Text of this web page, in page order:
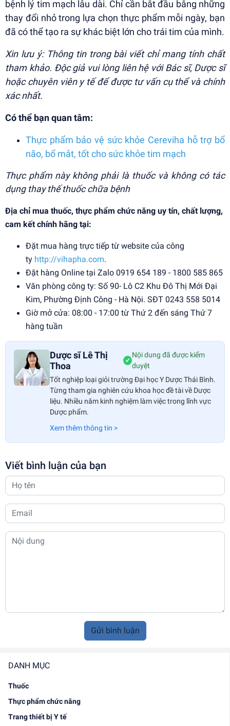
DANH MỤC
Thuốc
Thực phẩm chức năng
Trang thiết bị Y tế
bệnh lý tim mạch lâu dài. Chỉ cần bắt đầu bằng những
thay đổi nhỏ trong lựa chọn thực phẩm mỗi ngày, bạn
đã có thể tạo ra sự khác biệt lớn cho trái tim của mình.
Xin lưu ý: Thông tin trong bài viết chỉ mang tính chất
tham khảo. Độc giả vui lòng liên hệ với Bác sĩ, Dược sĩ
hoặc chuyên viên y tế để được tư vấn cụ thể và chính
xác nhất.
Có thể bạn quan tâm:
Thực phẩm bảo vệ sức khỏe Cereviha hỗ trợ bổ
não, bổ mắt, tốt cho sức khỏe tim mạch
Thực phẩm này không phải là thuốc và không có tác
dụng thay thế thuốc chữa bệnh
Địa chỉ mua thuốc, thực phẩm chức năng uy tín, chất lượng,
cam kết chính hãng tại:
Đặt mua hàng trực tiếp từ website của công
ty http://vihapha.com.
Đặt hàng Online tại Zalo 0919 654 189 - 1800 585 865
Văn phòng công ty: Số 90- Lô C2 Khu Đô Thị Mới Đại
Kim, Phường Định Công - Hà Nội. SĐT 0243 558 5014
Giờ mở cửa: 08:00 - 17:00 từ Thứ 2 đến sáng Thứ 7
hàng tuần
Dược sĩ Lê Thị
Thoa
✔
Nội dung đã được kiểm
duyệt
Tốt nghiệp loại giỏi trường Đại học Y Dược Thái Bình.
Từng tham gia nghiên cứu khoa học đề tài về Dược
liệu. Nhiều năm kinh nghiệm làm việc trong lĩnh vực
Dược phẩm.
Xem thêm thông tin >
Viết bình luận của bạn
Gửi bình luận